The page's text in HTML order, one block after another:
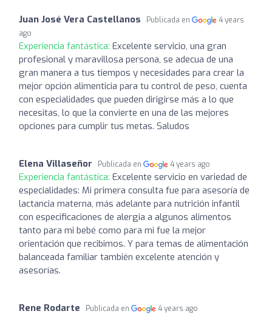
Juan José Vera Castellanos Publicada en
4 years
ago
Experiencia fantástica: Excelente servicio, una gran
profesional y maravillosa persona, se adecua de una
gran manera a tus tiempos y necesidades para crear la
mejor opción alimenticia para tu control de peso, cuenta
con especialidades que pueden dirigirse más a lo que
necesitas, lo que la convierte en una de las mejores
opciones para cumplir tus metas. Saludos
Elena Villaseñor Publicada en 4 years ago
Experiencia fantástica: Excelente servicio en variedad de
especialidades: Mi primera consulta fue para asesoría de
lactancia materna, más adelante para nutrición infantil
con especificaciones de alergia a algunos alimentos
tanto para mi bebé como para mi fue la mejor
orientación que recibimos. Y para temas de alimentación
balanceada familiar también excelente atención y
asesorías.
Rene Rodarte Publicada en 4 years ago